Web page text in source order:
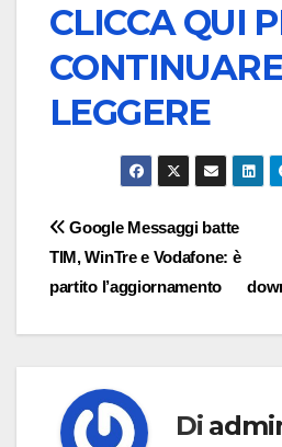
CLICCA QUI
LEGGERE
Navigazione
articoli
Google Messaggi batte
TIM, WinTre e Vodafone: è
partito l’aggiornamento
Di